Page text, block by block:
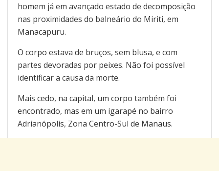
homem já em avançado estado de decomposição
nas proximidades do balneário do Miriti, em
Manacapuru.
O corpo estava de bruços, sem blusa, e com
partes devoradas por peixes. Não foi possível
identificar a causa da morte.
Mais cedo, na capital, um corpo também foi
encontrado, mas em um igarapé no bairro
Adrianópolis, Zona Centro-Sul de Manaus.